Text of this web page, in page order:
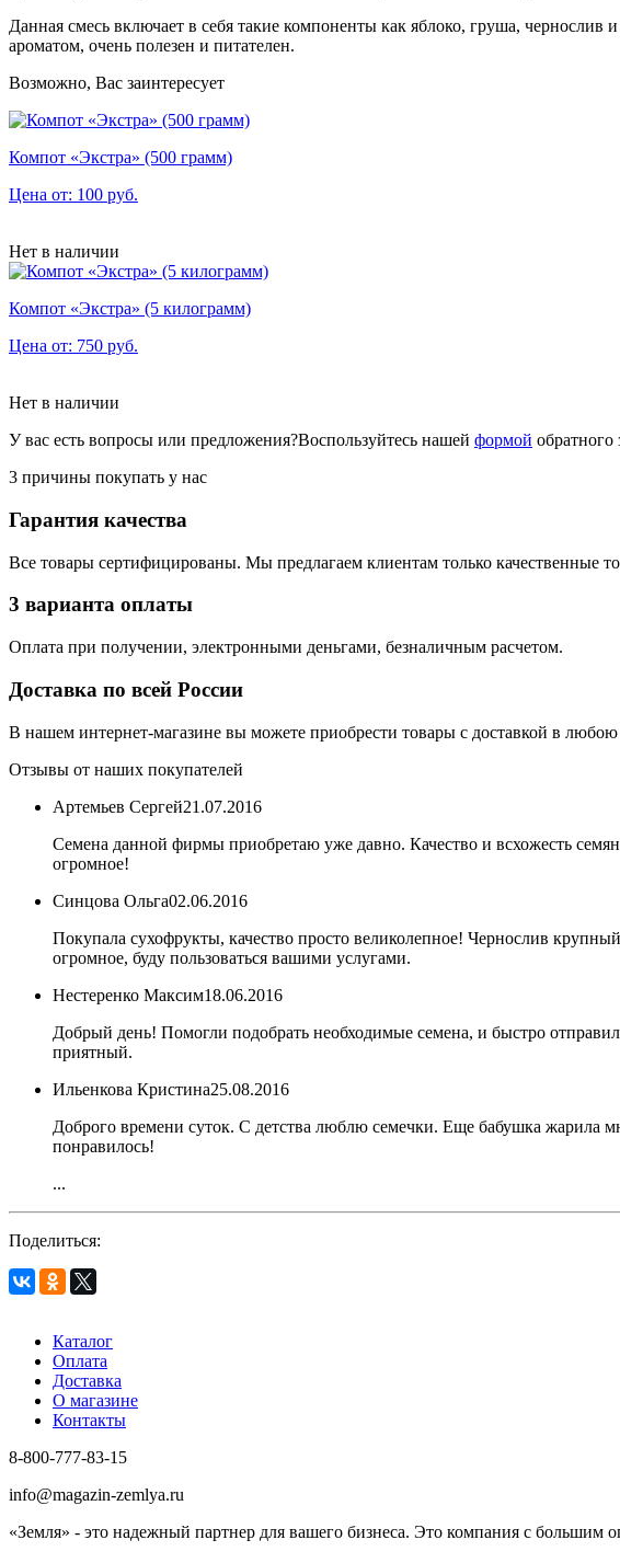
Данная смесь включает в себя такие компоненты как яблоко, груша,
ароматом, очень полезен и питателен.
Возможно, Вас заинтересует
Компот «Экстра» (500 грамм)
Цена от: 100 руб.
Нет в наличии
Компот «Экстра» (5 килограмм)
Цена от: 750 руб.
Нет в наличии
У вас есть вопросы или предложения?Воспользуйтесь нашей формой обратного
3 причины покупать у нас
Гарантия качества
Все товары сертифицированы. Мы предлагаем клиентам только качественные
3 варианта оплаты
Оплата при получении, электронными деньгами, безналичным расчетом.
Доставка по всей России
В нашем интернет-магазине вы можете приобрести товары с доставкой в любою
Отзывы от наших покупателей
Артемьев Сергей21.07.2016
Семена данной фирмы приобретаю уже давно. Качество и всхожесть
огромное!
Синцова Ольга02.06.2016
Покупала сухофрукты, качество просто великолепное! Чернослив
огромное, буду пользоваться вашими услугами.
Нестеренко Максим18.06.2016
Добрый день! Помогли подобрать необходимые семена, и быстро
приятный.
Ильенкова Кристина25.08.2016
Доброго времени суток. С детства люблю семечки. Еще бабушка жарила
понравилось!
...
Поделиться:
Каталог
Оплата
Доставка
О магазине
Контакты
8-800-777-83-15
info@magazin-zemlya.ru
«Земля» - это надежный партнер для вашего бизнеса. Это компания с большим